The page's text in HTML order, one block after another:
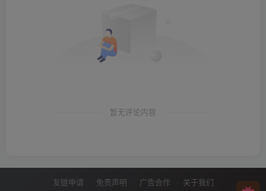
暂无评论内容
友链申请 免责声明 广告合作 关于我们